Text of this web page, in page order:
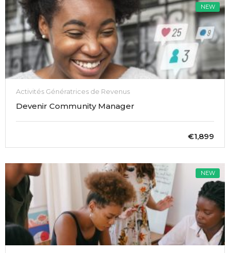
NEW
Activités Génératrices de Revenus
Devenir Community Manager
€1,899
NEW